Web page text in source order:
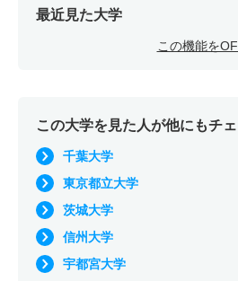
最近見た大学
この機能を
この大学を見た人が他にもチ
千葉大学
東京都立大学
茨城大学
信州大学
宇都宮大学